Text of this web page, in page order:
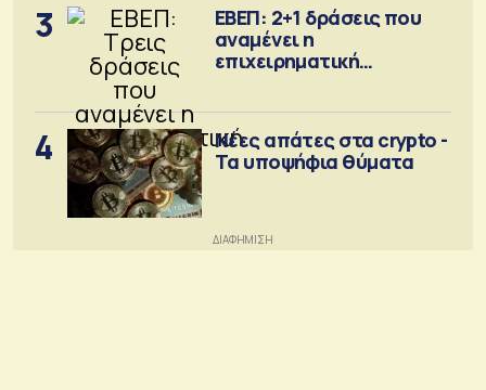
3
ΕΒΕΠ: 2+1 δράσεις που
αναμένει η
επιχειρηματική
4
Νέες απάτες στα crypto -
Τα υποψήφια θύματα